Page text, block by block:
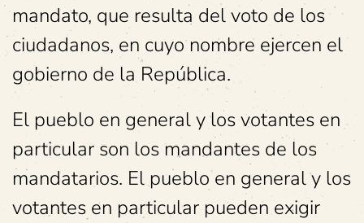
mandato, que resulta del voto de los
ciudadanos, en cuyo nombre ejercen el
gobierno de la República.
El pueblo en general y los votantes en
particular son los mandantes de los
mandatarios. El pueblo en general y los
votantes en particular pueden exigir